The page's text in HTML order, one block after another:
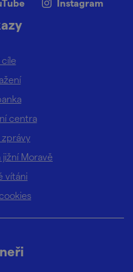
Instagram
cíle
centra
zprávy
Moravě
vítáni